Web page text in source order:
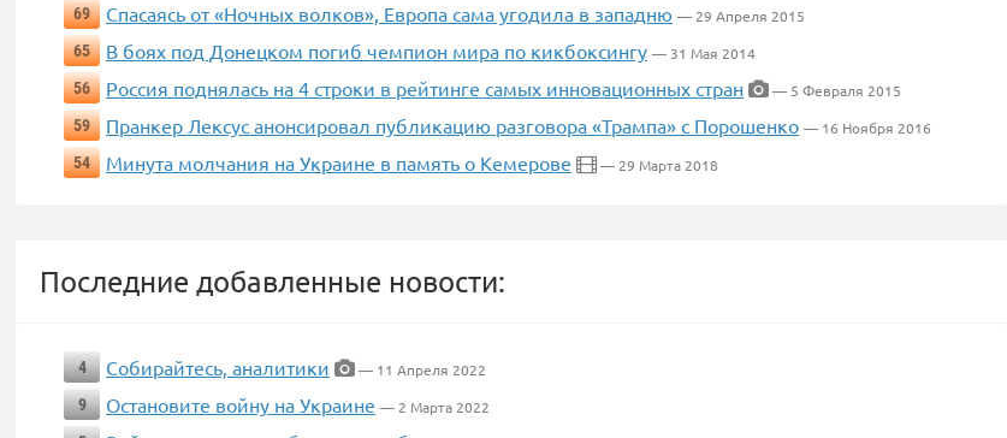
69
Спасаясь от «Ночных волков», Европа сама угодила в западню — 29 Апреля 2015
65
В боях под Донецком погиб чемпион мира по кикбоксингу — 31 Мая 2014
56
Россия поднялась на 4 строки в рейтинге самых инновационных стран
— 5 Февраля 2015
59
Пранкер Лексус анонсировал публикацию разговора «Трампа» с Порошенко — 16 Ноября 2016
54
Минута молчания на Украине в память о Кемерове — 29 Марта 2018
Последние добавленные новости:
4 Собирайтесь, аналитики
— 11 Апреля 2022
9
Остановите войну на Украине — 2 Марта 2022